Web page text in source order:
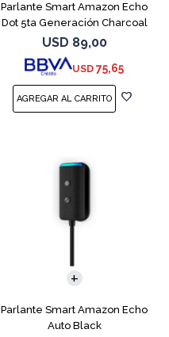
Parlante Smart Amazon Echo
Dot 5ta Generación Charcoal
USD 89,00
USD 75,65
Parlante Smart Amazon Echo
Auto Black